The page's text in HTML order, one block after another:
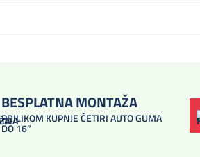
BESPLATNA MONTAŽA
PRILIKOM KUPNJE ČETIRI AUTO GUMA
DO 16”